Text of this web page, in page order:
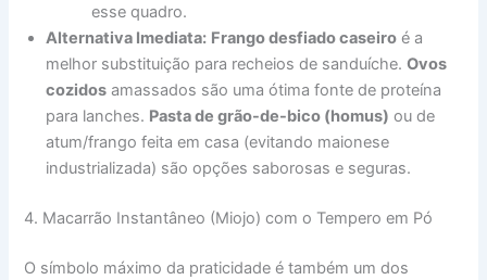
esse quadro.
Alternativa Imediata: Frango desfiado caseiro é a
melhor substituição para recheios de sanduíche.Ovos
cozidos amassados são uma ótima fonte de proteína
para lanches. Pasta de grão-de-bico (homus) ou de
atum/frango feita em casa (evitando maionese
industrializada) são opções saborosas e seguras.
4. Macarrão Instantâneo (Miojo) com o Tempero em Pó
O símbolo máximo da praticidade é também um dos